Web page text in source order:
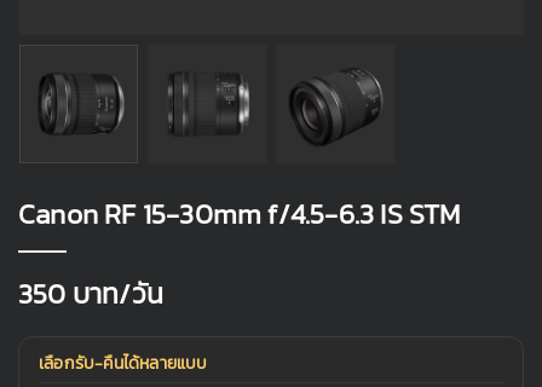
Canon RF 15-30mm f/4.5-6.3 IS STM
350 บาท/วัน
เลือกรับ-คืนได้หลายแบบ